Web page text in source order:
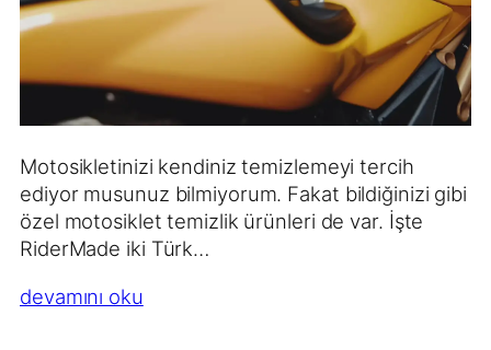
Motosikletinizi kendiniz temizlemeyi tercih
ediyor musunuz bilmiyorum. Fakat bildiğinizi gibi
özel motosiklet temizlik ürünleri de var. İşte
RiderMade iki Türk…
devamını oku